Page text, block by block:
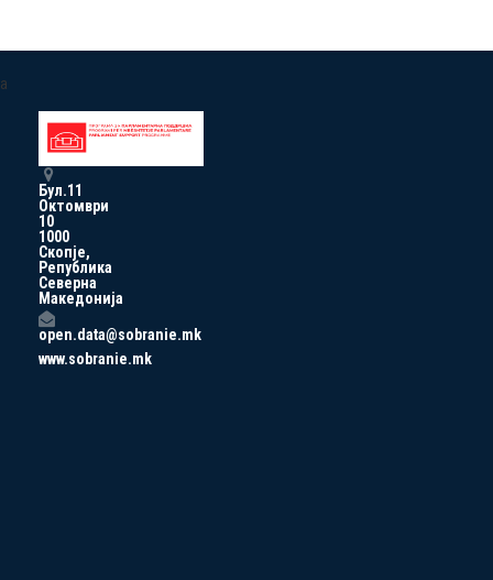
a
Бул.11
Октомври
10
1000
Скопје,
Република
Северна
Македонија
open.data@sobranie.mk
www.sobranie.mk